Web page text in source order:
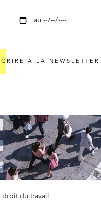
au
À LA NEWSLETTER
droit du travail